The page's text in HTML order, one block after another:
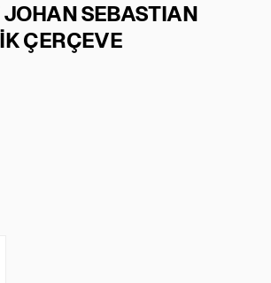
SEBASTIAN
ÇERÇEVE